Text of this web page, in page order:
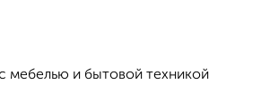
мебелью и бытовой техникой